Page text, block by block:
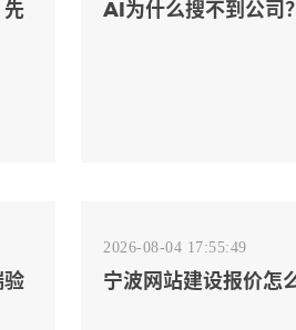
先
AI为什么搜不到公司
验
2026-08-04 17:55:49
宁波网站建设报价怎